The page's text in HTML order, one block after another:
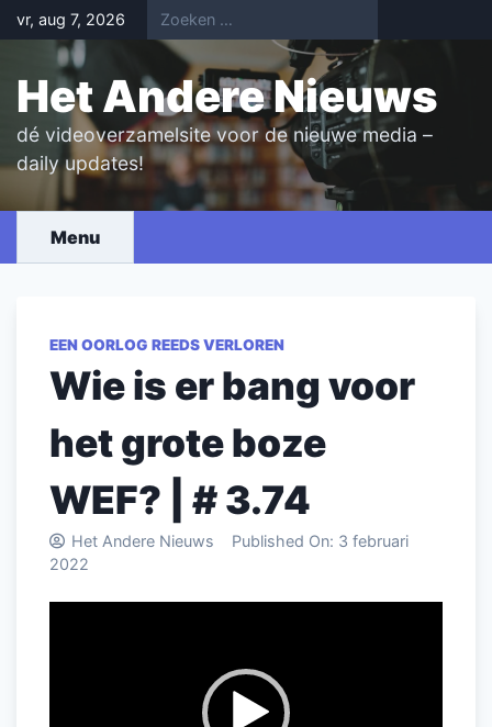
Skip
to
content
vr, aug 7, 2026
Het Andere Nieuws
dé videoverzamelsite voor de nieuwe media –
daily updates!
Menu
EEN OORLOG REEDS VERLOREN
Wie is er bang voor
het grote boze
WEF? | # 3.74
Het Andere Nieuws Published On: 3 februari
2022